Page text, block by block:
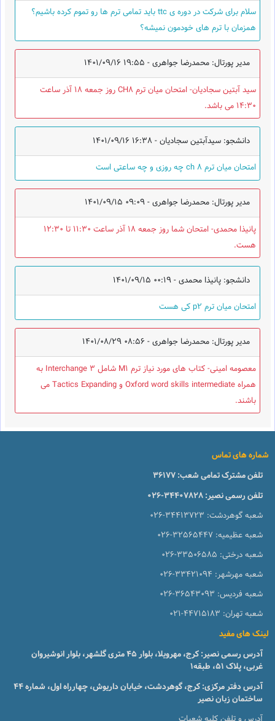
سلام برای شرکت در دوره ی ttc باید تمامی ترم ها رو تموم کرده باشیم؟
همزمان با ترم های خودمون نمیشه؟
مدیر پورتال: محمدرضا جواهری - 1401/09/16 19:55
سید آبتین سجادیان- امتحان میان ترم CH8 روز جمعه 18 آذر ساعت
14:30 می باشد.
دانشجو: سیدآبتین سجادیان -1401/09/16 16:38
امتحان میان ترم ch 8 چه روزی و چه ساعتی است
مدیر پورتال: محمدرضا جواهری -1401/09/15 09:09
پانیذا محمدی- امتحان شما روز جمعه 18 آذر ساعت 11:30 تا 12:30
هست.
دانشجو: پانیذا محمدی -1401/09/15 00:19
امتحان میان ترم p2 کی هست
مدیر پورتال: محمدرضا جواهری - 1401/08/29 08:56
معصومه امینی- کتاب های مورد نیاز ترم M1 شامل Interchange 3 به
همراه Oxford word skills intermediate و Tactics Expanding می
باشند.
شماره های تماس
تلفن مشترک تمامی شعب:36177
تلفن رسمی نصیر:026-34407828
شعبه گوهردشت: 026-34413723
شعبه عظیمیه: 026-32565447
شعبه درختی: 026-33506585
شعبه مهرشهر: 026-33421094
شعبه فردیس: 026-36543093
شعبه تهران: 021-44715183
لینک های مفید
آدرس رسمی نصیر: کرج، مهرویلا، بلوار 45 متری گلشهر، بلوار انوشیروان
غربی، پلاک 51، طبقه1
آدرس دفتر مرکزی: کرج، گوهردشت، خیابان داریوش، چهارراه اول، شماره ۴۴
ساختمان زبان نصیر